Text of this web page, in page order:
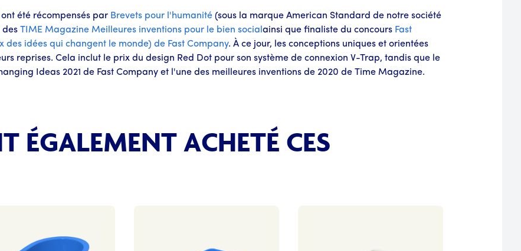
ont été récompensés par Brevets pour l'humanité (sous la marque American Standard de notre société
des TIME Magazine Meilleures inventions pour le bien social ainsi que finaliste du concours Fast
des idées qui changent le monde) de Fast Company. À ce jour, les conceptions uniques et orientées
reprises. Cela inclut le prix du design Red Dot pour son système de connexion V-Trap, tandis que le
Ideas 2021 de Fast Company et l'une des meilleures inventions de 2020 de Time Magazine.
ÉGALEMENT ACHETÉ CES